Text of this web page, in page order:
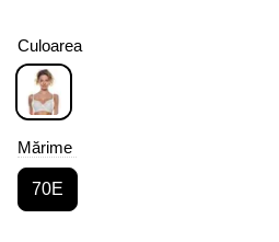
Culoarea
Mărime
70E